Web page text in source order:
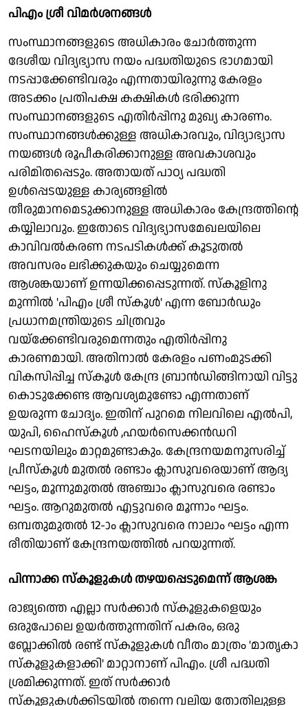
പിഎം ശ്രീ വിമര്‍ശനങ്ങള്‍
സംസ്ഥാനങ്ങളുടെ അധികാരം ചോര്‍ത്തുന്ന
ദേശീയ വിദ്യഭ്യാസ നയം പദ്ധതിയുടെ ഭാഗമായി
നടപ്പാക്കേണ്ടിവരും എന്നതായിരുന്നു കേരളം
അടക്കം പ്രതിപക്ഷ കക്ഷികള്‍ ഭരിക്കുന്ന
സംസ്ഥാനങ്ങളുടെ എതിര്‍പ്പിനു മുഖ്യ കാരണം.
സംസ്ഥാനങ്ങള്‍ക്കുള്ള അധികാരവും, വിദ്യാഭ്യാസ
നയങ്ങള്‍ രൂപീകരിക്കാനുള്ള അവകാശവും
പരിമിതപ്പെടും. അതായത് പാഠ്യ പദ്ധതി
ഉള്‍പ്പെടയുള്ള കാര്യങ്ങളില്‍
തീരുമാനമെടുക്കാനുള്ള അധികാരം കേന്ദ്രത്തിന്റെ
കയ്യിലാവും. ഇതോടെ വിദ്യഭ്യാസമേഖലയിലെ
കാവിവല്‍കരണ നടപടികള്‍ക്ക് കൂടുതല്‍
അവസരം ലഭിക്കുകയും ചെയ്യുമെന്ന
ആശങ്കയാണ് ഉന്നയിക്കപ്പെടുന്നത്. സ്‌കൂളിനു
മുന്നില്‍ 'പിഎം ശ്രീ സ്‌കൂള്‍' എന്ന ബോര്‍ഡും
പ്രധാനമന്ത്രിയുടെ ചിത്രവും
വയ്ക്കേണ്ടിവരുമെന്നതും എതിര്‍പ്പിനു
കാരണമായി. അതിനാല്‍ കേരളം പണംമുടക്കി
വികസിപ്പിച്ച സ്‌കൂള്‍ കേന്ദ്ര ബ്രാന്‍ഡിങ്ങിനായി വിട്ടു
കൊടുക്കേണ്ട ആവശ്യമുണ്ടോ എന്നതാണ്
ഉയരുന്ന ചോദ്യം. ഇതിന് പുറമെ നിലവിലെ എല്‍പി,
യുപി, ഹൈസ്‌കൂള്‍ ,ഹയര്‍സെക്കന്‍ഡറി
ഘടനയിലും മാറ്റമുണ്ടാകും. കേന്ദ്രനയമനുസരിച്ച്
പ്രീസ്‌കൂള്‍ മുതല്‍ രണ്ടാം ക്ലാസുവരെയാണ് ആദ്യ
ഘട്ടം, മൂന്നുമുതല്‍ അഞ്ചാം ക്ലാസുവരെ രണ്ടാം
ഘട്ടം. ആറുമുതല്‍ എട്ടുവരെ മൂന്നാം ഘട്ടം.
ഒമ്പതുമുതല്‍ 12-ാം ക്ലാസുവരെ നാലാം ഘട്ടം എന്ന
രീതിയാണ് കേന്ദ്രനയത്തില്‍ പറയുന്നത്.
പിന്നാക്ക സ്‌കൂളുകള്‍ തഴയപ്പെടുമെന്ന് ആശങ്ക
രാജ്യത്തെ എല്ലാ സര്‍ക്കാര്‍ സ്‌കൂളുകളെയും
ഒരുപോലെ ഉയര്‍ത്തുന്നതിന് പകരം, ഒരു
ബ്ലോക്കില്‍ രണ്ട് സ്‌കൂളുകള്‍ വീതം മാത്രം 'മാതൃകാ
സ്‌കൂളുകളാക്കി' മാറ്റാനാണ് പിഎം. ശ്രീ പദ്ധതി
ശ്രമിക്കുന്നത്. ഇത് സര്‍ക്കാര്‍
സ്‌കൂളുകള്‍ക്കിടയില്‍ തന്നെ വലിയ തോതിലുള്ള